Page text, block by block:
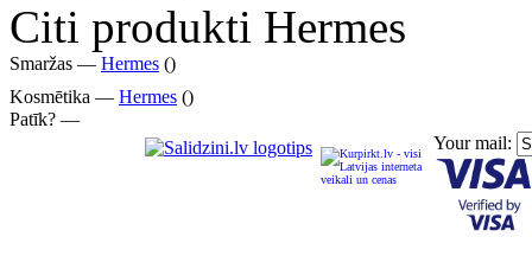
Citi produkti Hermes
Smaržas — Hermes ()
Kosmētika — Hermes ()
Patīk? —
Your mail: